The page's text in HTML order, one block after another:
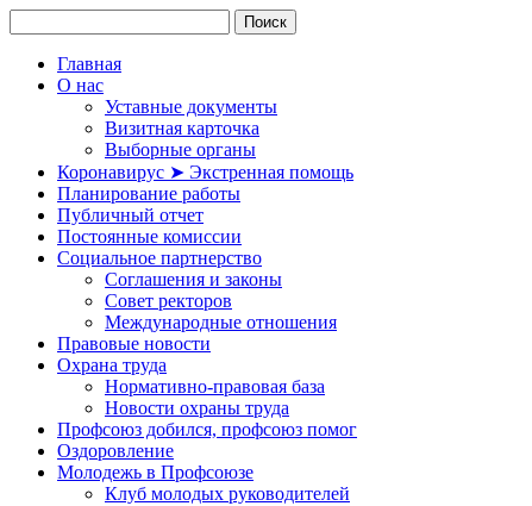
Главная
О нас
Уставные документы
Визитная карточка
Выборные органы
Коронавирус ➤ Экстренная помощь
Планирование работы
Публичный отчет
Постоянные комиссии
Социальное партнерство
Соглашения и законы
Совет ректоров
Международные отношения
Правовые новости
Охрана труда
Нормативно-правовая база
Новости охраны труда
Профсоюз добился, профсоюз помог
Оздоровление
Молодежь в Профсоюзе
Клуб молодых руководителей